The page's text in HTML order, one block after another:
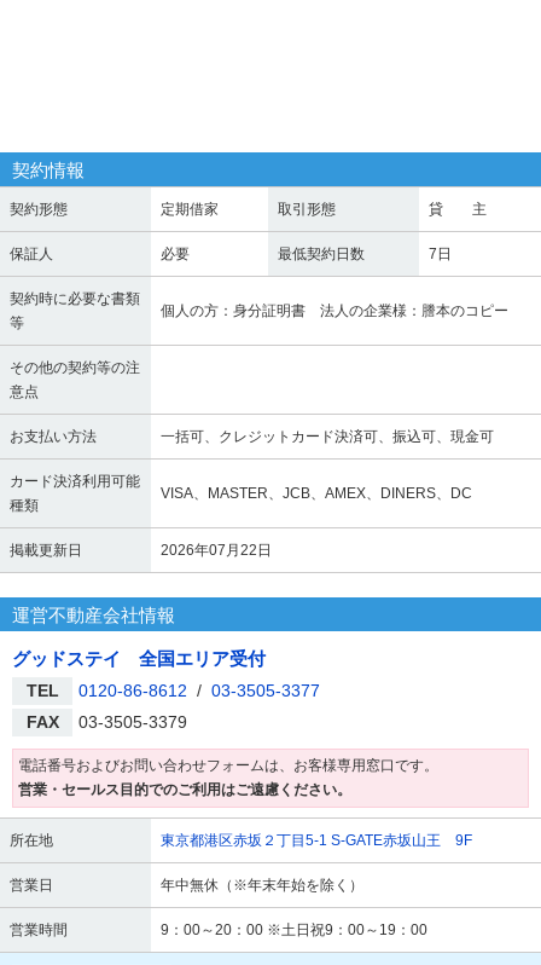
契約情報
契約形態 定期借家 取引形態 貸 主
保証人 必要 最低契約日数 7日
契約時に必要な書類
等
個人の方：身分証明書 法人の企業様：謄本のコピー
その他の契約等の注
意点
お支払い方法 一括可、クレジットカード決済可、振込可、現金可
カード決済利用可能
種類
VISA、MASTER、JCB、AMEX、DINERS、DC
掲載更新日 2026年07月22日
運営不動産会社情報
グッドステイ 全国エリア受付
TEL 0120-86-8612 / 03-3505-3377
FAX
03-3505-3379
電話番号およびお問い合わせフォームは、お客様専用窓口です。
営業・セールス目的でのご利用はご遠慮ください。
所在地 東京都港区赤坂２丁目5-1 S-GATE赤坂山王 9F
営業日 年中無休（※年末年始を除く）
営業時間 9：00～20：00 ※土日祝9：00～19：00